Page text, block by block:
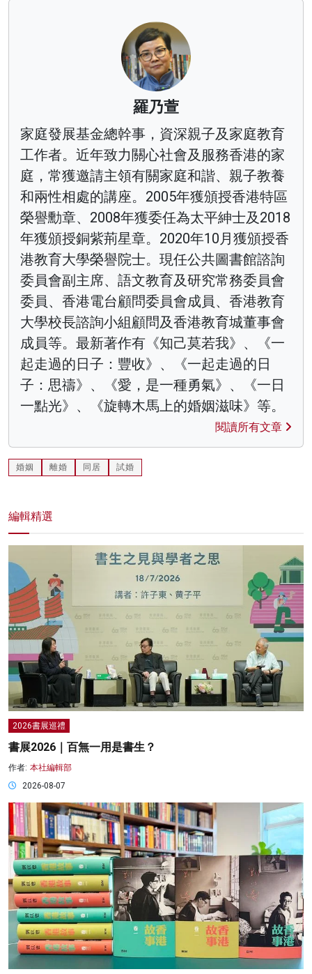
羅乃萱
家庭發展基金總幹事，資深親子及家庭教育
工作者。近年致力關心社會及服務香港的家
庭，常獲邀請主領有關家庭和諧、親子教養
和兩性相處的講座。2005年獲頒授香港特區
榮譽勳章、2008年獲委任為太平紳士及2018
年獲頒授銅紫荊星章。2020年10月獲頒授香
港教育大學榮譽院士。現任公共圖書館諮詢
委員會副主席、語文教育及研究常務委員會
委員、香港電台顧問委員會成員、香港教育
大學校長諮詢小組顧問及香港教育城董事會
成員等。最新著作有《知己莫若我》、《一
起走過的日子：豐收》、《一起走過的日
子：思禱》、《愛，是一種勇氣》、《一日
一點光》、《旋轉木馬上的婚姻滋味》等。
閱讀所有文章
婚姻 離婚 同居 試婚
編輯精選
2026書展巡禮
書展2026｜百無一用是書生？
作者: 本社編輯部
2026-08-07